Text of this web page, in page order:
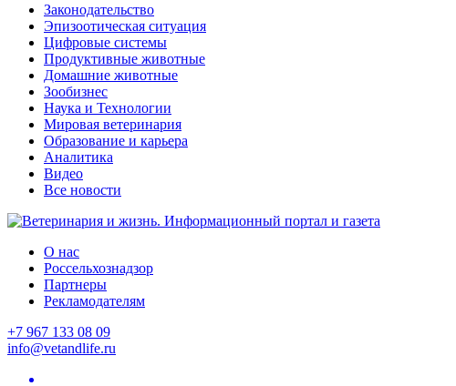
Законодательство
Эпизоотическая ситуация
Цифровые системы
Продуктивные животные
Домашние животные
Зообизнес
Наука и Технологии
Мировая ветеринария
Образование и карьера
Аналитика
Видео
Все новости
О нас
Россельхознадзор
Партнеры
Рекламодателям
+7 967 133 08 09
info@vetandlife.ru